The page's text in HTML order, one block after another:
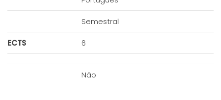
Semestral
ECTS 6
Não